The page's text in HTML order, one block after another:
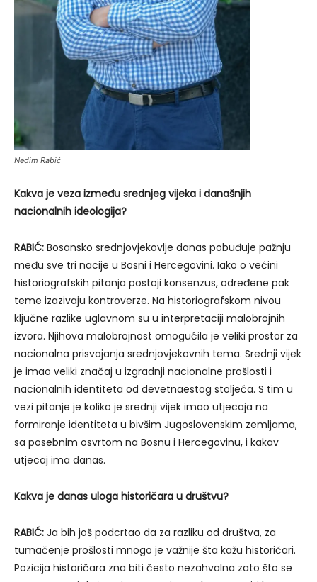
Nedim Rabić
Kakva je veza između srednjeg vijeka i današnjih
nacionalnih ideologija?
RABIĆ: Bosansko srednjovjekovlje danas pobuđuje pažnju
među sve tri nacije u Bosni i Hercegovini. Iako o većini
historiografskih pitanja postoji konsenzus, određene pak
teme izazivaju kontroverze. Na historiografskom nivou
ključne razlike uglavnom su u interpretaciji malobrojnih
izvora. Njihova malobrojnost omogućila je veliki prostor za
nacionalna prisvajanja srednjovjekovnih tema. Srednji vijek
je imao veliki značaj u izgradnji nacionalne prošlosti i
nacionalnih identiteta od devetnaestog stoljeća. S tim u
vezi pitanje je koliko je srednji vijek imao utjecaja na
formiranje identiteta u bivšim Jugoslovenskim zemljama,
sa posebnim osvrtom na Bosnu i Hercegovinu, i kakav
utjecaj ima danas.
Kakva je danas uloga historičara u društvu?
RABIĆ: Ja bih još podcrtao da za razliku od društva, za
tumačenje prošlosti mnogo je važnije šta kažu historičari.
Pozicija historičara zna biti često nezahvalna zato što se